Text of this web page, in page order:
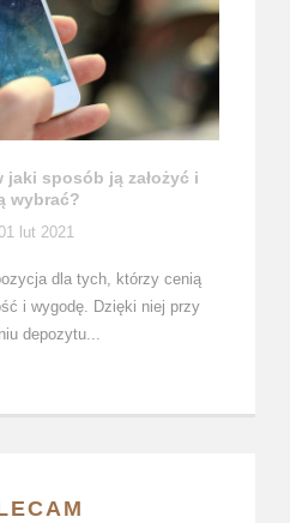
jaki sposób ją założyć i
wybrać?
lut 2021
dla tych, którzy cenią
i wygodę. Dzięki niej przy
depozytu...